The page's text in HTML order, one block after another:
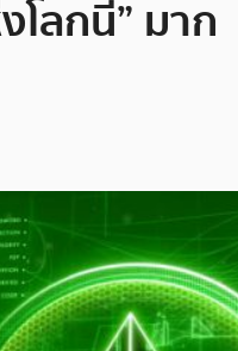
โลกนี้” มาก